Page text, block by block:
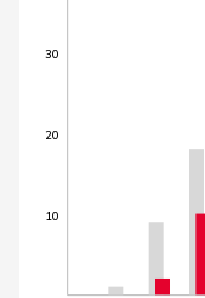
10
20
30